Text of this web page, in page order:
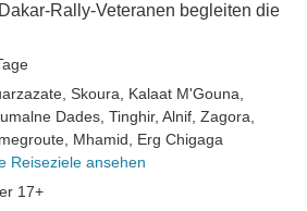
Rally-Veteranen begleiten die
, Skoura , Kalaat M'Gouna
Dades , Tinghir, Alnif , Zagora
, Mhamid , Erg Chigaga
Reiseziele ansehen
17+